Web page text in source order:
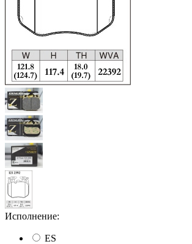
Исполнение:
ES